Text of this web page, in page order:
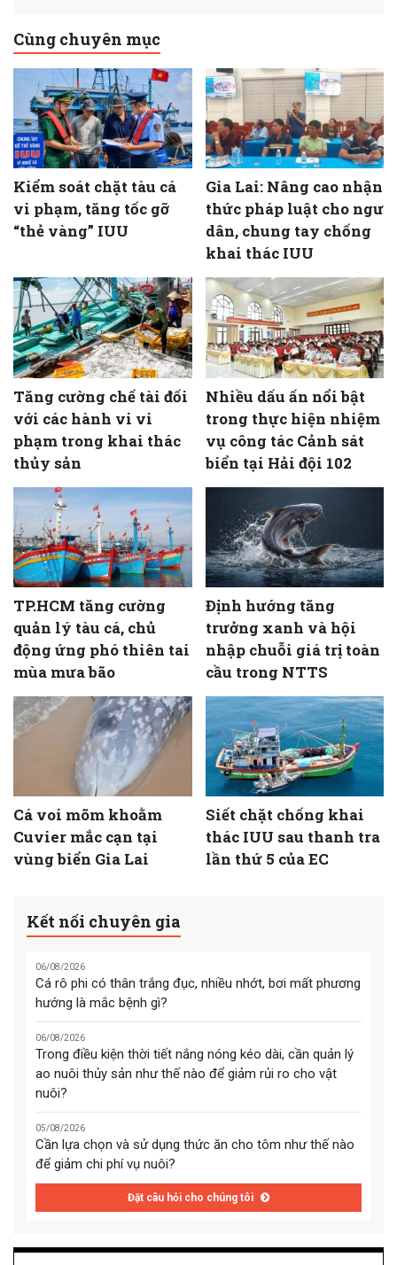
Cùng chuyên mục
Kiểm soát chặt tàu cá
vi phạm, tăng tốc gỡ
“thẻ vàng” IUU
Gia Lai: Nâng cao nhận
thức pháp luật cho ngư
dân, chung tay chống
khai thác IUU
Tăng cường chế tài đối
với các hành vi vi
phạm trong khai thác
thủy sản
Nhiều dấu ấn nổi bật
trong thực hiện nhiệm
vụ công tác Cảnh sát
biển tại Hải đội 102
TP.HCM tăng cường
quản lý tàu cá, chủ
động ứng phó thiên tai
mùa mưa bão
Định hướng tăng
trưởng xanh và hội
nhập chuỗi giá trị toàn
cầu trong NTTS
Cá voi mõm khoằm
Cuvier mắc cạn tại
vùng biển Gia Lai
Siết chặt chống khai
thác IUU sau thanh tra
lần thứ 5 của EC
Kết nối chuyên gia
06/08/2026
Cá rô phi có thân trắng đục, nhiều nhớt, bơi mất phương
hướng là mắc bệnh gì?
06/08/2026
Trong điều kiện thời tiết nắng nóng kéo dài, cần quản lý
ao nuôi thủy sản như thế nào để giảm rủi ro cho vật
nuôi?
05/08/2026
Cần lựa chọn và sử dụng thức ăn cho tôm như thế nào
để giảm chi phí vụ nuôi?
Đặt câu hỏi cho chúng tôi